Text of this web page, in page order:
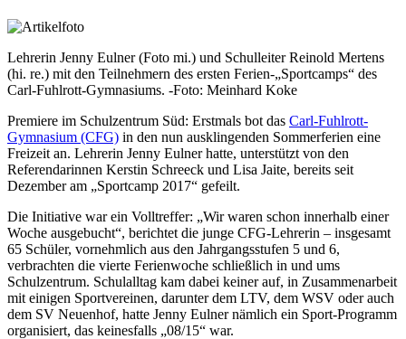
Lehrerin Jenny Eulner (Foto mi.) und Schulleiter Reinold Mertens
(hi. re.) mit den Teilnehmern des ersten Ferien-„Sportcamps“ des
Carl-Fuhlrott-Gymnasiums. -Foto: Meinhard Koke
Premiere im Schulzentrum Süd: Erstmals bot das Carl-Fuhlrott-
Gymnasium (CFG) in den nun ausklingenden Sommerferien eine
Freizeit an. Lehrerin Jenny Eulner hatte, unterstützt von den
Referendarinnen Kerstin Schreeck und Lisa Jaite, bereits seit
Dezember am „Sportcamp 2017“ gefeilt.
Die Initiative war ein Volltreffer: „Wir waren schon innerhalb einer
Woche ausgebucht“, berichtet die junge CFG-Lehrerin – insgesamt
65 Schüler, vornehmlich aus den Jahrgangsstufen 5 und 6,
verbrachten die vierte Ferienwoche schließlich in und ums
Schulzentrum. Schulalltag kam dabei keiner auf, in Zusammenarbeit
mit einigen Sportvereinen, darunter dem LTV, dem WSV oder auch
dem SV Neuenhof, hatte Jenny Eulner nämlich ein Sport-Programm
organisiert, das keinesfalls „08/15“ war.